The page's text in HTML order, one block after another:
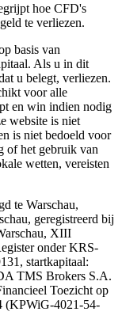
hoe CFD's
te verliezen.
basis van
Als u in dit
u belegt, verliezen.
voor alle
en win indien nodig
website is niet
is niet bedoeld voor
of het gebruik van
wetten, vereisten
te Warschau,
geregistreerd bij
XIII
onder KRS-
startkapitaal:
TMS Brokers S.A.
Toezicht op
(KPWiG-4021-54-